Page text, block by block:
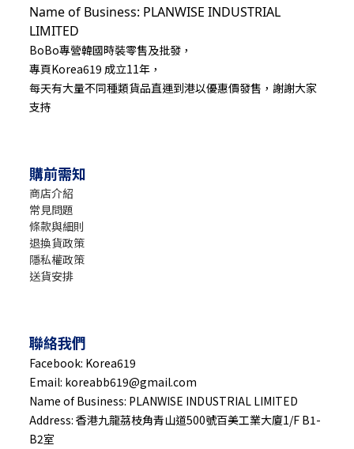
Name of Business: PLANWISE INDUSTRIAL
LIMITED
BoBo專營韓國時裝零售及批發，
專頁Korea619 成立11年，
每天有大量不同種類貨品直運到港以優惠價發售，謝謝大家
支持
購前需知
商店介紹
常見問題
條款與細則
退換貨政策
隱私權政策
送貨安排
聯絡我們
Facebook: Korea619
Email: koreabb619@gmail.com
Name of Business: PLANWISE INDUSTRIAL LIMITED
Address: 香港九龍茘枝角青山道500號百美工業大廈1/F B1-
B2室